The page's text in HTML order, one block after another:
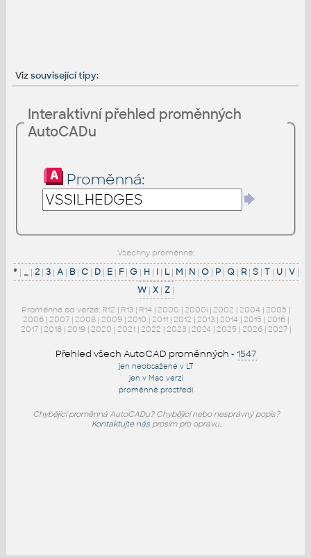
Vizsouvisející tipy:
Interaktivní přehled proměnných
AutoCADu
Proměnná:
Všechny proměnné:
*| _| 2| 3| A| B| C| D| E| F| G| H | I| L| M| N| O| P| Q| R| S| T| U| V|
W | X | Z |
Proměnné od verze: R12 | R13 | R14 | 2000 | 2000i | 2002 | 2004 | 2005 |
2006 | 2007 | 2008 | 2009 | 2010 | 2011 | 2012 | 2013 | 2014 | 2015 | 2016 |
2017 | 2018 | 2019 | 2020 | 2021 | 2022 | 2023 | 2024 | 2025 | 2026 | 2027 |
Přehled všech AutoCAD proměnných - 1547
jen neobsažené v LT
jen v Mac verzi
proměnné prostředí
Chybějící proměnná AutoCADu? Chybějící nebo nesprávný popis?
Kontaktujte násprosím pro opravu.